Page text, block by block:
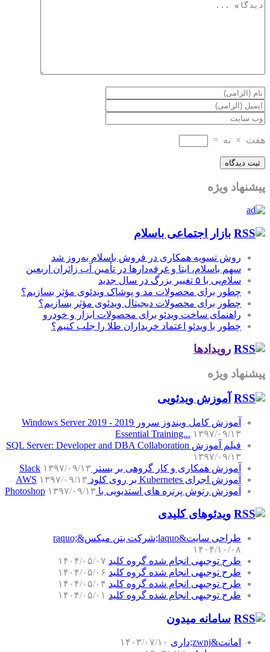
هفت × نه =
پیشنهاد ویژه
بازار اجتماعی باسلام
روش تسویه همکاری در فروش باسلام به‌روز شد
سهم باسلام، ایتا و غرفه‌دارها در تأمین آب زائران اربعین
سلام‌پی با ۵ تغییر بزرگ در سال جدید
چطور برای محصولات مد و پوشاک ویدئوی مؤثر بسازیم؟
چطور برای محصولات دیجیتال ویدئوی مؤثر بسازیم؟
راهنمای ساخت ویدئو برای محصولات ابزار و خودرو
چطور با ویدئو اعتماد خریداران طلا را جلب کنیم؟
رویدادها
پیشنهاد ویژه
آموزش‌ ویدئویی
آموزش کامل ویندوز سرور 2019 - Windows Server 2019
Essential Training... ۱۳۹۷/۰۹/۱۳
فیلم آموزش SQL Server: Developer and DBA Collaboration
۱۳۹۷/۰۹/۱۳
آموزش همکاری و کار گروهی بر بستر Slack ۱۳۹۷/۰۹/۱۳
آموزش اجرای Kubernetes بر روی کلود AWS
۱۳۹۷/۰۹/۱۳
آموزش رتوش پرتره های استدیویی با Photoshop ۱۳۹۷/۰۹/۱۳
ویدئوهای کلیدی
طراحی سایت&laquo;شرکت بتن میکس&raquo;
۱۴۰۴/۱۰/۰۸
طرح توجیهی انجام شده گروه کلید ۱۴۰۴/۰۵/۰۷
طرح توجیهی انجام شده گروه کلید ۱۴۰۴/۰۵/۰۶
طرح توجیهی انجام شده گروه کلید ۱۴۰۴/۰۵/۰۴
طرح توجیهی انجام شده گروه کلید ۱۴۰۴/۰۵/۰۱
سامانه میدون
امانت&zwnj;داری
۱۴۰۳/۰۷/۱۰